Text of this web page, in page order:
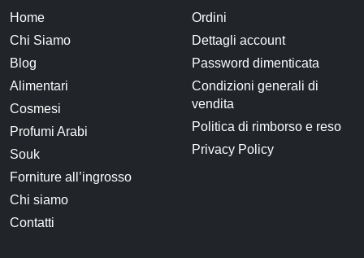
Home
Chi Siamo
Blog
Alimentari
Cosmesi
Profumi Arabi
Souk
Forniture all’ingrosso
Chi siamo
Contatti
Ordini
Dettagli account
Password dimenticata
Condizioni generali di
vendita
Politica di rimborso e reso
Privacy Policy